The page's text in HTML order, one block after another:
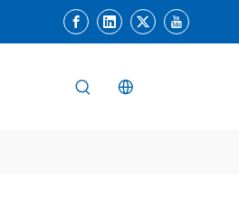
Détecteur d'aiguille anti-interférence en tissu à plaque unique